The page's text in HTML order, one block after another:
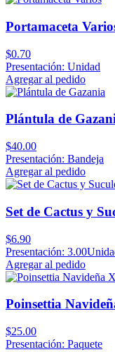
Portamaceta
$0.70
Presentación: Unidad
Agregar al pedido
Plántula de
$40.00
Presentación: Bandeja
Agregar al pedido
Set de Cactus y
$6.90
Presentación:
Agregar al pedido
Poinsettia
$25.00
Presentación: Paquete